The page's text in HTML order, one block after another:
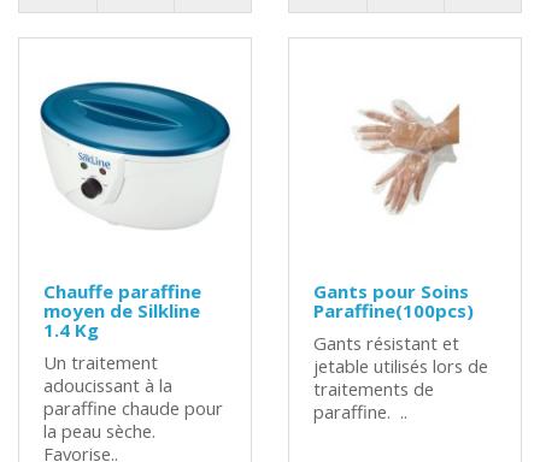
Chauffe paraffine
moyen de Silkline
1.4 Kg
Un traitement
adoucissant à la
paraffine chaude pour
la peau sèche.
Favorise..
Gants pour Soins
Paraffine(100pcs)
Gants résistant et
jetable utilisés lors de
traitements de
paraffine. ..